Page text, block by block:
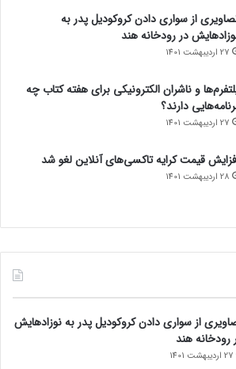
از سواری دادن کروکودیل پدر به
در رودخانه هند
27 اردیبهشت 1401
و ناشران الکترونیکی برای هفته کتاب چه
دارند؟
27 اردیبهشت 1401
قیمت کرایه تاکسی‌های آنلاین لغو شد
28 اردیبهشت 1401
از سواری دادن کروکودیل پدر به نوزادهایش
رودخانه هند
27 اردیبهشت 1401